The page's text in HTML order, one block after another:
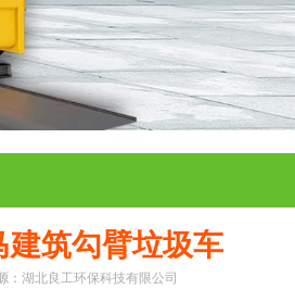
企业形象
建筑勾臂垃圾车
： 湖北良工环保科技有限公司